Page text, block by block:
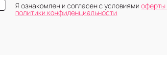
Я ознакомлен и согласен с условиямиоферты
политики конфиденциальности